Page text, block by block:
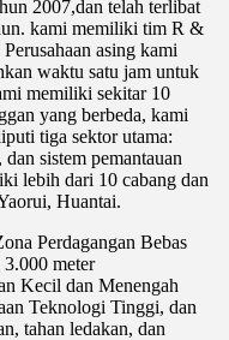
2007,dan telah terlibat
kami memiliki tim R &
asing kami
waktu satu jam untuk
memiliki sekitar 10
yang berbeda, kami
tiga sektor utama:
sistem pemantauan
lebih dari 10 cabang dan
Huantai.
Perdagangan Bebas
meter
Kecil dan Menengah
Teknologi Tinggi, dan
tahan ledakan, dan